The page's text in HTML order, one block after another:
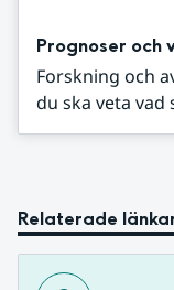
Prognoser och
Forskning och
du ska veta vad
Relaterade